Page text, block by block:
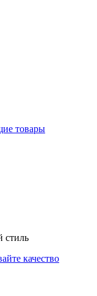
товары
стиль